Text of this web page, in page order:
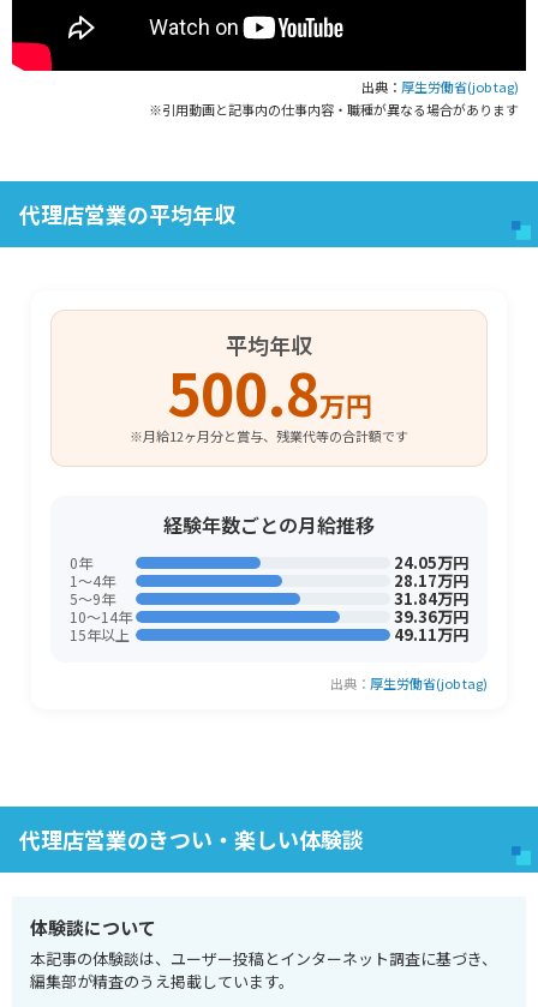
出典： 厚生労働省(job tag)
※引用動画と記事内の仕事内容・職種が異なる場合があります
代理店営業の平均年収
平均年収
500.8万円
※月給12ヶ月分と賞与、残業代等の合計額です
経験年数ごとの月給推移
0年 24.05万円
1〜4年 28.17万円
5〜9年 31.84万円
10〜14年 39.36万円
15年以上 49.11万円
出典： 厚生労働省(job tag)
代理店営業のきつい・楽しい体験談
体験談について
本記事の体験談は、ユーザー投稿とインターネット調査に基づき、
編集部が精査のうえ掲載しています。